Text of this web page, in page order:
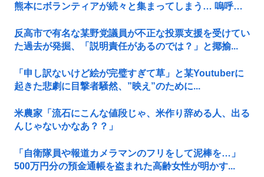
熊本にボランティアが続々と集まってしまう… 嗚呼…
反高市で有名な某野党議員が不正な投票支援を受けてい
た過去が発掘、「説明責任があるのでは？」と揶揄...
「申し訳ないけど絵が完璧すぎて草」と某Youtuberに
起きた悲劇に目撃者騒然、”映え”のために...
米農家「流石にこんな値段じゃ、米作り辞める人、出る
んじゃないかなあ？？」
「自衛隊員や報道カメラマンのフリをして泥棒を…」
500万円分の預金通帳を盗まれた高齢女性が明かす...